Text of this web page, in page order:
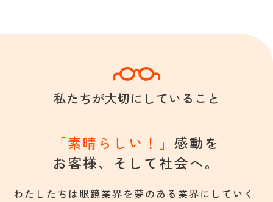
私たちが大切にしていること
「素晴らしい！」感動を
お客様、 そして社会へ。
わたしたちは眼鏡業界を夢のある業界にしていく